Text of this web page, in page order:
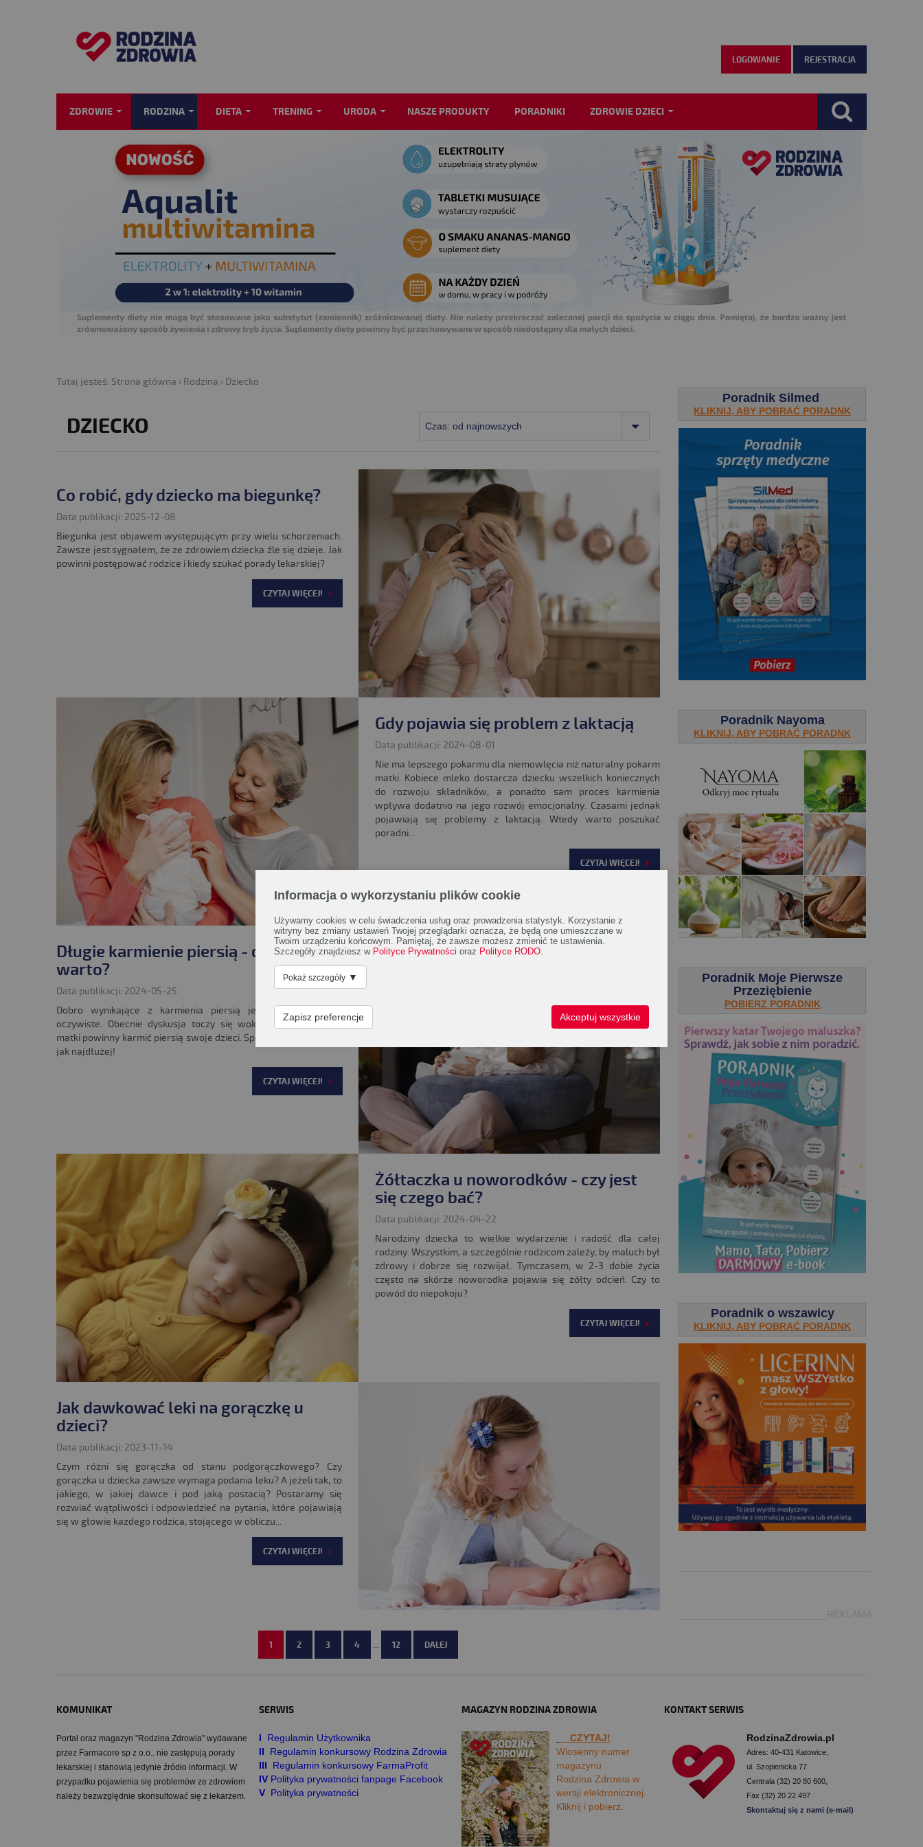
LOGOWANIE REJESTRACJA
ZDROWIE RODZINA DIETA TRENING URODA NASZE PRODUKTY PORADNIKI ZDROWIE DZIECI
Tutaj jesteś: Strona główna › Rodzina › Dziecko
DZIECKO Czas: od najnowszych
Co robić, gdy dziecko ma biegunkę?
Data publikacji: 2025-12-08
Biegunka jest objawem występującym przy wielu schorzeniach.
Zawsze jest sygnałem, że ze zdrowiem dziecka źle się dzieje. Jak
powinni postępować rodzice i kiedy szukać porady lekarskiej?
CZYTAJ WIĘCEJ!
Gdy pojawia się problem z laktacją
Data publikacji: 2024-08-01
Nie ma lepszego pokarmu dla niemowlęcia niż naturalny pokarm
matki. Kobiece mleko dostarcza dziecku wszelkich koniecznych
do rozwoju składników, a ponadto sam proces karmienia
wpływa dodatnio na jego rozwój emocjonalny. Czasami jednak
pojawiają się problemy z laktacją. Wtedy warto poszukać
poradni...
CZYTAJ WIĘCEJ!
Długie karmienie piersią - dlaczego
warto?
Data publikacji: 2024-05-25
Dobro wynikające z karmienia piersią jest dla wszystkich
oczywiste. Obecnie dyskusja toczy się wokół tego, jak długo
matki powinny karmić piersią swoje dzieci. Specjaliści są zgodni –
jak najdłużej!
CZYTAJ WIĘCEJ!
Żółtaczka u noworodków - czy jest
się czego bać?
Data publikacji: 2024-04-22
Narodziny dziecka to wielkie wydarzenie i radość dla całej
rodziny. Wszystkim, a szczególnie rodzicom zależy, by maluch był
zdrowy i dobrze się rozwijał. Tymczasem, w 2-3 dobie życia
często na skórze noworodka pojawia się żółty odcień. Czy to
powód do niepokoju?
CZYTAJ WIĘCEJ!
Jak dawkować leki na gorączkę u
dzieci?
Data publikacji: 2023-11-14
Czym różni się gorączka od stanu podgorączkowego? Czy
gorączka u dziecka zawsze wymaga podania leku? A jeżeli tak, to
jakiego, w jakiej dawce i pod jaką postacią? Postaramy się
rozwiać wątpliwości i odpowiedzieć na pytania, które pojawiają
się w głowie każdego rodzica, stojącego w obliczu...
CZYTAJ WIĘCEJ!
1 2 3 4 ... 12 DALEJ
Poradnik Silmed
KLIKNIJ, ABY POBRAĆ PORADNK
Poradnik Nayoma
KLIKNIJ, ABY POBRAĆ PORADNK
Poradnik Moje Pierwsze
Przeziębienie
POBIERZ PORADNIK
Poradnik o wszawicy
KLIKNIJ, ABY POBRAĆ PORADNK
___________________________REKLAMA
KOMUNIKAT
Portal oraz magazyn "Rodzina Zdrowia" wydawane
przez Farmacore sp z o.o.. nie zastępują porady
lekarskiej i stanowią jedynie źródło informacji. W
przypadku pojawienia się problemów ze zdrowiem
należy bezwzględnie skonsultować się z lekarzem.
SERWIS
I Regulamin Użytkownika
II
Regulamin konkursowy Rodzina Zdrowia
III
Regulamin konkursowy FarmaProfit
IV Polityka prywatności fanpage Facebook
V Polityka prywatności
MAGAZYN RODZINA ZDROWIA
CZYTAJ!
Wiosenny numer
magazynu
Rodzina Zdrowia w
wersji elektronicznej.
Kliknij i pobierz.
KONTAKT SERWIS
RodzinaZdrowia.pl
Adres: 40-431 Katowice,
ul. Szopienicka 77
Centrala (32) 20 80 600,
Fax (32) 20 22 497
Skontaktuj się z nami (e-mail)
Informacja o wykorzystaniu plików cookie
Używamy cookies w celu świadczenia usług oraz prowadzenia statystyk. Korzystanie z
witryny bez zmiany ustawień Twojej przeglądarki oznacza, że będą one umieszczane w
Twoim urządzeniu końcowym. Pamiętaj, że zawsze możesz zmienić te ustawienia.
Szczegóły znajdziesz w Polityce Prywatności oraz Polityce RODO
Pokaż szczegóły ▼
Zapisz preferencje Akceptuj wszystkie